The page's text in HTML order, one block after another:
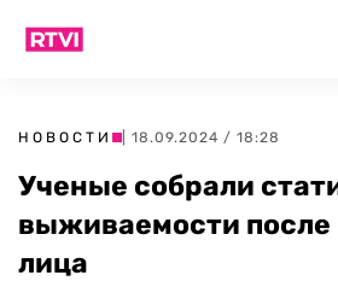
НОВОСТИ | 18.09.2024 / 18:28
Ученые собрали
выживаемости после
лица